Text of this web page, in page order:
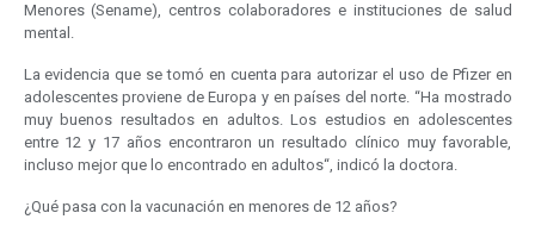
Menores (Sename), centros colaboradores e instituciones de salud
mental.
La evidencia que se tomó en cuenta para autorizar el uso de Pfizer en
adolescentes proviene de Europa y en países del norte. “Ha mostrado
muy buenos resultados en adultos. Los estudios en adolescentes
entre 12 y 17 años encontraron un resultado clínico muy favorable,
incluso mejor que lo encontrado en adultos“, indicó la doctora.
¿Qué pasa con la vacunación en menores de 12 años?